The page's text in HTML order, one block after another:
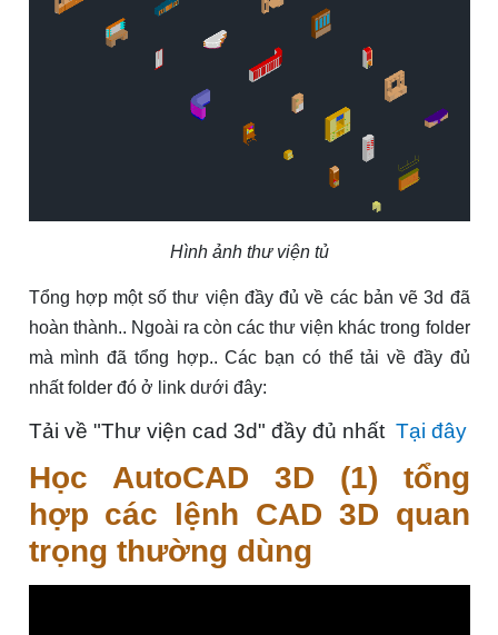
Hình ảnh thư viện tủ
Tổng hợp một số thư viện đầy đủ về các bản vẽ 3d đã
hoàn thành.. Ngoài ra còn các thư viện khác trong folder
mà mình đã tổng hợp.. Các bạn có thể tải về đầy đủ
nhất folder đó ở link dưới đây:
Tải về "Thư viện cad 3d" đầy đủ nhất Tại đây
Học AutoCAD 3D (1) tổng
hợp các lệnh CAD 3D quan
trọng thường dùng